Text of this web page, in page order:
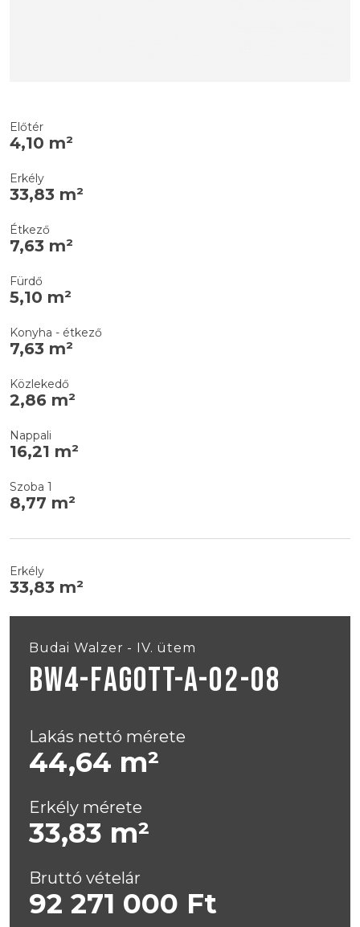
Előtér
4,10 m²
Erkély
33,83 m²
Étkező
7,63 m²
Fürdő
5,10 m²
Konyha - étkező
7,63 m²
Közlekedő
2,86 m²
Nappali
16,21 m²
Szoba 1
8,77 m²
Erkély
33,83 m²
Budai Walzer - IV. ütem
BW4-FAGOTT-A-02-08
Lakás nettó mérete
44,64 m²
Erkély mérete
33,83 m²
Bruttó vételár
92 271 000 Ft